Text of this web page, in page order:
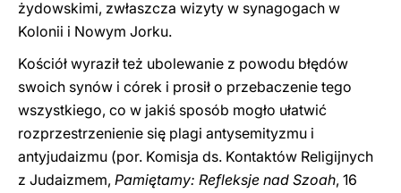
żydowskimi, zwłaszcza wizyty w synagogach w
Kolonii i Nowym Jorku.
Kościół wyraził też ubolewanie z powodu błędów
swoich synów i córek i prosił o przebaczenie tego
wszystkiego, co w jakiś sposób mogło ułatwić
rozprzestrzenienie się plagi antysemityzmu i
antyjudaizmu (por. Komisja ds. Kontaktów Religijnych
z Judaizmem, Pamiętamy: Refleksje nad Szoah, 16